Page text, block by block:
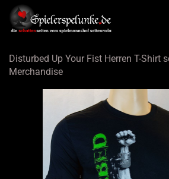
Disturbed Up Your Fist Herren T-Shirt
Merchandise